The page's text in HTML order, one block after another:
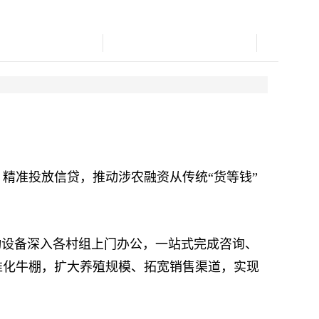
投放信贷，推动涉农融资从传统“货等钱”
深入各村组上门办公，一站式完成咨询、
牛棚，扩大养殖规模、拓宽销售渠道，实现